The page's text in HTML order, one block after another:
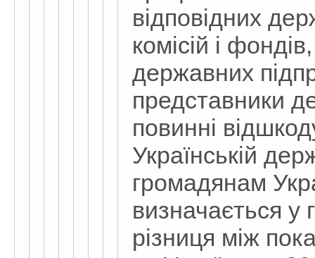
відповідних
комісій і
державних
представники
повинні
Українській
громадянам
визначається у
різниця між